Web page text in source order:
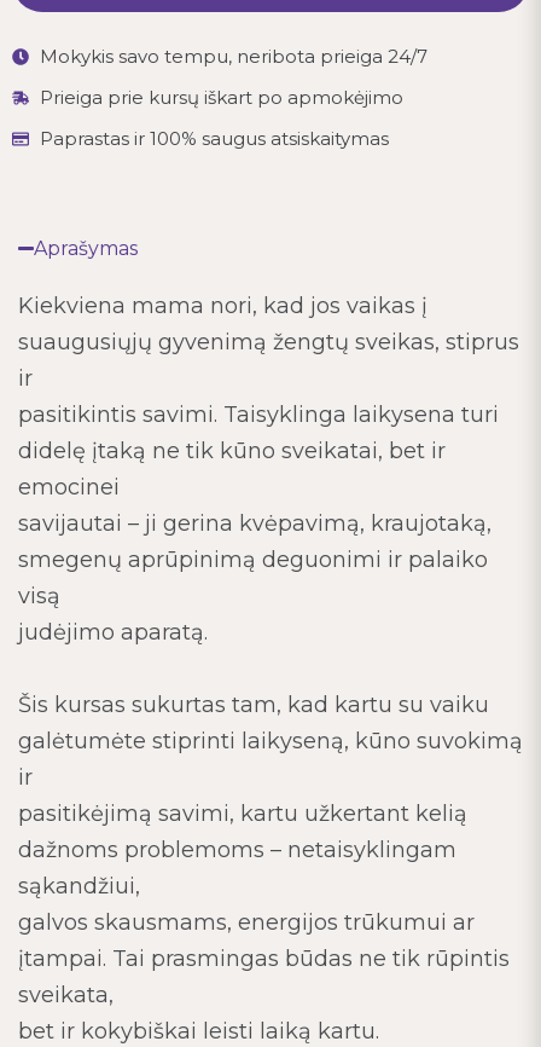
Mokykis savo tempu, neribota prieiga 24/7
Prieiga prie kursų iškart po apmokėjimo
Paprastas ir 100% saugus atsiskaitymas
Aprašymas
Kiekviena mama nori, kad jos vaikas į
suaugusiųjų gyvenimą žengtų sveikas, stiprus
ir
pasitikintis savimi. Taisyklinga laikysena turi
didelę įtaką ne tik kūno sveikatai, bet ir
emocinei
savijautai – ji gerina kvėpavimą, kraujotaką,
smegenų aprūpinimą deguonimi ir palaiko
visą
judėjimo aparatą.
Šis kursas sukurtas tam, kad kartu su vaiku
galėtumėte stiprinti laikyseną, kūno suvokimą
ir
pasitikėjimą savimi, kartu užkertant kelią
dažnoms problemoms – netaisyklingam
sąkandžiui,
galvos skausmams, energijos trūkumui ar
įtampai. Tai prasmingas būdas ne tik rūpintis
sveikata,
bet ir kokybiškai leisti laiką kartu.